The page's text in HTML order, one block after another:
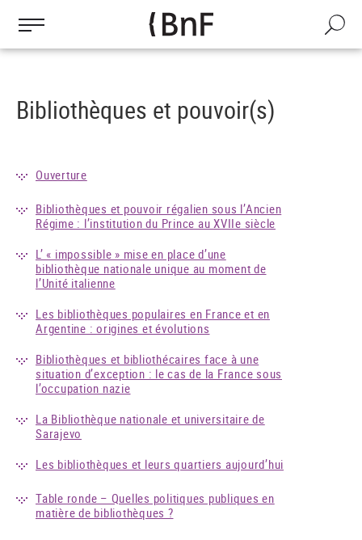
contenu
Recherche
Bibliothèques et pouvoir(s)
Ouverture
Bibliothèques et pouvoir régalien sous l’Ancien
Régime : l’institution du Prince au XVIIe siècle
L’ « impossible » mise en place d’une
bibliothèque nationale unique au moment de
l’Unité italienne
Les bibliothèques populaires en France et en
Argentine : origines et évolutions
Bibliothèques et bibliothécaires face à une
situation d’exception : le cas de la France sous
l’occupation nazie
La Bibliothèque nationale et universitaire de
Sarajevo
Les bibliothèques et leurs quartiers aujourd’hui
Table ronde – Quelles politiques publiques en
matière de bibliothèques ?